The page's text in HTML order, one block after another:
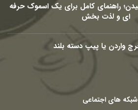
راهنمای کامل برای یک اسموک حرفه
ای و لذت بخش
واردن یا پیپ دسته بلند
شبکه های اجتماعی